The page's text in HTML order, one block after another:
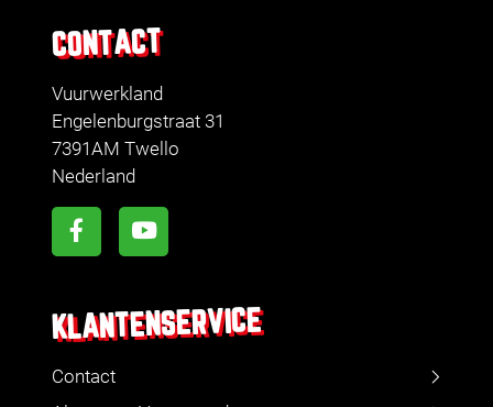
CONTACT
Vuurwerkland
Engelenburgstraat 31
7391AM Twello
Nederland
KLANTENSERVICE
Contact